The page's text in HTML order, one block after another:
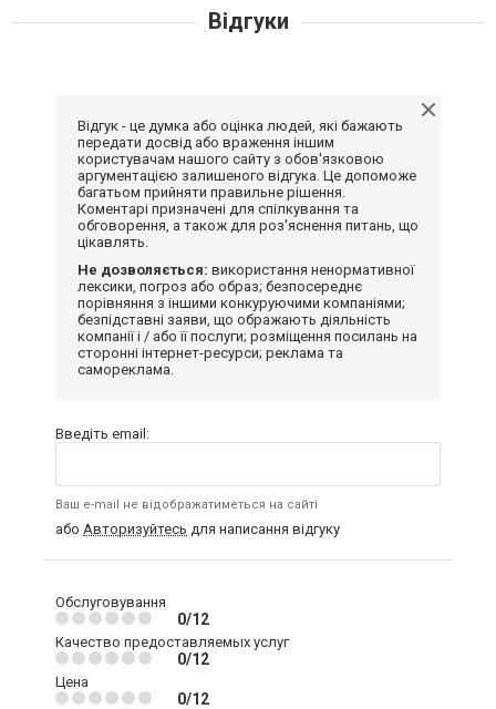
Відгуки
Відгук - це думка або оцінка людей, які бажають
передати досвід або враження іншим
користувачам нашого сайту з обов'язковою
аргументацією залишеного відгука. Це допоможе
багатьом прийняти правильне рішення.
Коментарі призначені для спілкування та
обговорення, а також для роз'яснення питань, що
цікавлять.
Не дозволяється: використання ненормативної
лексики, погроз або образ; безпосереднє
порівняння з іншими конкуруючими компаніями;
безпідставні заяви, що ображають діяльність
компанії і / або її послуги; розміщення посилань на
сторонні інтернет-ресурси; реклама та
самореклама.
Введіть email:
Ваш e-mail не відображатиметься на сайті
або Авторизуйтесь для написання відгуку
Обслуговування
0/12
Качество предоставляемых услуг
0/12
Цена
0/12